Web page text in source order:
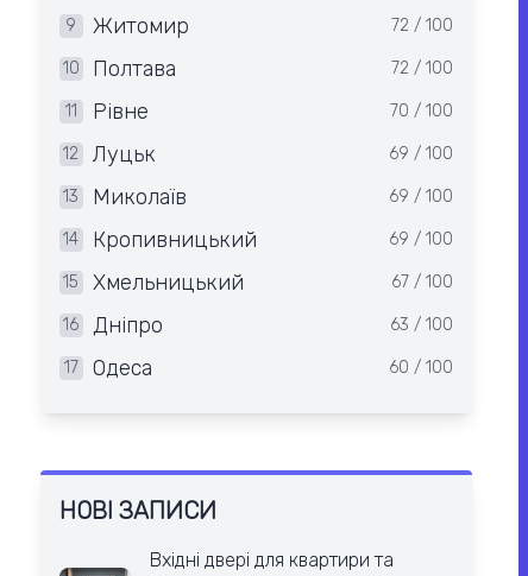
9 Житомир 72 / 100
10 Полтава 72 / 100
11 Рівне 70 / 100
12 Луцьк 69 / 100
13 Миколаїв 69 / 100
14 Кропивницький 69 / 100
15 Хмельницький 67 / 100
16 Дніпро 63 / 100
17 Одеса 60 / 100
НОВІ ЗАПИСИ
Вхідні двері для квартири та